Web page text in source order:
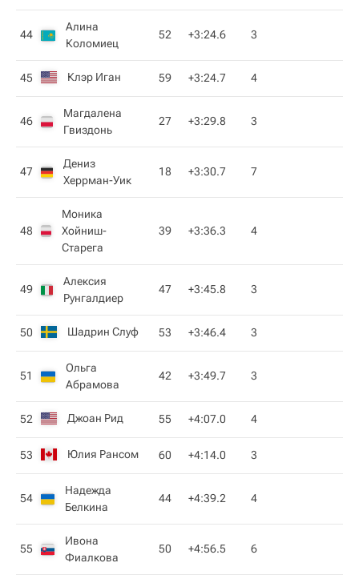
44
Алина
Коломиец
52 +3:24.6 3
45 Клэр Иган 59 +3:24.7 4
46
Магдалена
Гвиздонь
27 +3:29.8 3
47
Дениз
Херрман-Уик
18 +3:30.7 7
48
Моника
Хойниш-
Старега
39 +3:36.3 4
49
Алексия
Рунгалдиер
47 +3:45.8 3
50 Шадрин Слуф 53 +3:46.4 3
51
Ольга
Абрамова
42 +3:49.7 3
52 Джоан Рид 55 +4:07.0 4
53 Юлия Рансом 60 +4:14.0 3
54
Надежда
Белкина
44 +4:39.2 4
55
Ивона
Фиалкова
50 +4:56.5 6